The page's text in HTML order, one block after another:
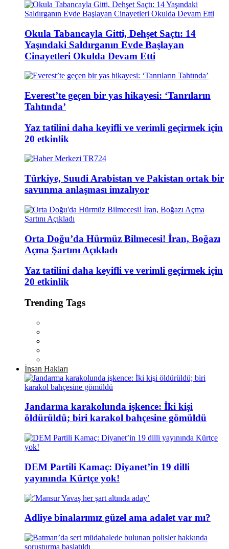
Okula Tabancayla Gitti, Dehşet Saçtı: 14
Yaşındaki Saldırganın Evde Başlayan
Cinayetleri Okulda Devam Etti
Everest’te geçen bir yas hikayesi: ‘Tanrıların
Tahtında’
Yaz tatilini daha keyifli ve verimli geçirmek için
20 etkinlik
Türkiye, Suudi Arabistan ve Pakistan ortak bir
savunma anlaşması imzalıyor
Orta Doğu’da Hürmüz Bilmecesi! İran, Boğazı
Açma Şartını Açıkladı
Yaz tatilini daha keyifli ve verimli geçirmek için
20 etkinlik
Trending Tags
İnsan Hakları
Jandarma karakolunda işkence: İki kişi
öldürüldü; biri karakol bahçesine gömüldü
DEM Partili Kamaç: Diyanet’in 19 dilli
yayınında Kürtçe yok!
Adliye binalarımız güzel ama adalet var mı?